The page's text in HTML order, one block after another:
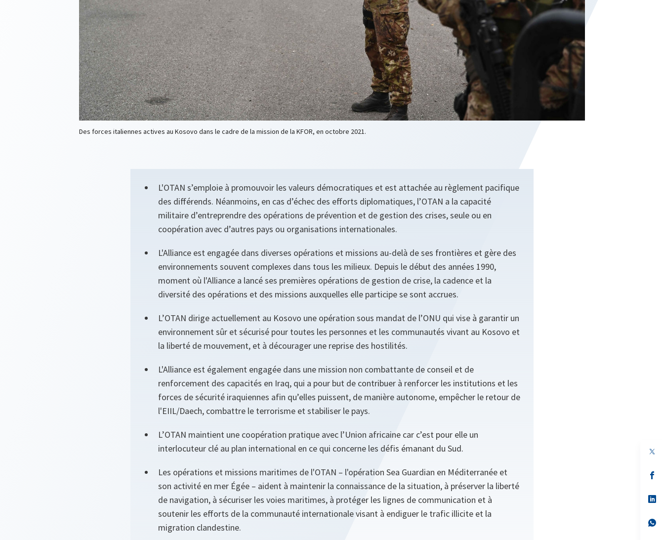
Des forces italiennes actives au Kosovo dans le cadre de la mission de la KFOR, en octobre 2021.
L'OTAN s’emploie à promouvoir les valeurs démocratiques et est attachée au règlement pacifique
des différends. Néanmoins, en cas d’échec des efforts diplomatiques, l’OTAN a la capacité
militaire d’entreprendre des opérations de prévention et de gestion des crises, seule ou en
coopération avec d’autres pays ou organisations internationales.
L'Alliance est engagée dans diverses opérations et missions au-delà de ses frontières et gère des
environnements souvent complexes dans tous les milieux. Depuis le début des années 1990,
moment où l'Alliance a lancé ses premières opérations de gestion de crise, la cadence et la
diversité des opérations et des missions auxquelles elle participe se sont accrues.
L’OTAN dirige actuellement au Kosovo une opération sous mandat de l’ONU qui vise à garantir un
environnement sûr et sécurisé pour toutes les personnes et les communautés vivant au Kosovo et
la liberté de mouvement, et à décourager une reprise des hostilités.
L'Alliance est également engagée dans une mission non combattante de conseil et de
renforcement des capacités en Iraq, qui a pour but de contribuer à renforcer les institutions et les
forces de sécurité iraquiennes afin qu’elles puissent, de manière autonome, empêcher le retour de
l'EIIL/Daech, combattre le terrorisme et stabiliser le pays.
L’OTAN maintient une coopération pratique avec l’Union africaine car c’est pour elle un
interlocuteur clé au plan international en ce qui concerne les défis émanant du Sud.
Les opérations et missions maritimes de l'OTAN – l'opération Sea Guardian en Méditerranée et
son activité en mer Égée – aident à maintenir la connaissance de la situation, à préserver la liberté
de navigation, à sécuriser les voies maritimes, à protéger les lignes de communication et à
soutenir les efforts de la communauté internationale visant à endiguer le trafic illicite et la
migration clandestine.